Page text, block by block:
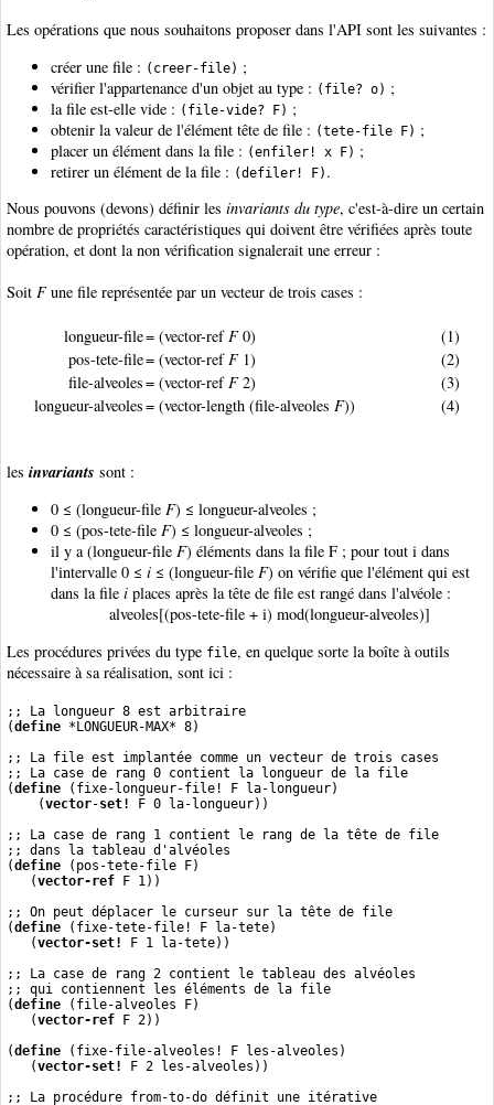
Les opérations que nous souhaitons proposer dans l'API sont les suivantes :
créer une file : (creer-file) ;
vérifier l'appartenance d'un objet au type : (file? o) ;
la file est-elle vide : (file-vide? F) ;
obtenir la valeur de l'élément tête de file : (tete-file F) ;
placer un élément dans la file : (enfiler! x F) ;
retirer un élément de la file : (defiler! F) .
Nous pouvons (devons) définir les invariants du type, c'est-à-dire un certain
nombre de propriétés caractéristiques qui doivent être vérifiées après toute
opération, et dont la non vérification signalerait une erreur :
Soit Fune file représentée par un vecteur de trois cases :
longueur-file= (vector-refF0)
(1)
pos-tete-file= (vector-refF1)
(2)
file-alveoles= (vector-refF2)
(3)
longueur-alveoles= (vector-length (file-alveoles F)) (4)
les invariants sont :
0 ≤ (longueur-file F) ≤ longueur-alveoles ;
0 ≤ (pos-tete-file F) ≤ longueur-alveoles ;
il y a (longueur-file F) éléments dans la file F ; pour tout i dans
l'intervalle 0 ≤ i ≤ (longueur-file F) on vérifie que l'élément qui est
dans la file i places après la tête de file est rangé dans l'alvéole :
alveoles[(pos-tete-file + i) mod(longueur-alveoles)]
Les procédures privées du type file, en quelque sorte la boîte à outils
nécessaire à sa réalisation, sont ici :
;; La longueur 8 est arbitraire
(define *LONGUEUR-MAX* 8)
;; La file est implantée comme un vecteur de trois cases
;; La case de rang 0 contient la longueur de la file
(define (fixe-longueur-file! F la-longueur)
    (
vector-set!
F 0 la-longueur))
;; La case de rang 1 contient le rang de la tête de file
;; dans la tableau d'alvéoles
(define (pos-tete-file F)
   (
vector-ref F 1))
;; On peut déplacer le curseur sur la tête de file
(define (fixe-tete-file! F la-tete)
   (
vector-set!
F 1 la-tete))
;; La case de rang 2 contient le tableau des alvéoles
;; qui contiennent les éléments de la file
(define (file-alveoles F)
   (
vector-ref F 2))
(define (fixe-file-alveoles! F les-alveoles)
   (
vector-set!
F 2 les-alveoles))
;; La procédure from-to-do définit une itérative